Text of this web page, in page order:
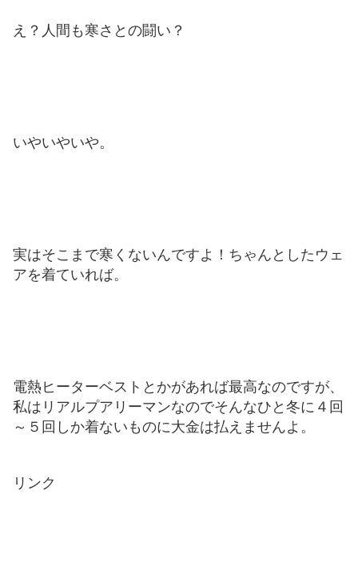
え？人間も寒さとの闘い？
いやいやいや。
実はそこまで寒くないんですよ！ちゃんとしたウェ
アを着ていれば。
電熱ヒーターベストとかがあれば最高なのですが、
私はリアルプアリーマンなのでそんなひと冬に４回
～５回しか着ないものに大金は払えませんよ。
リンク